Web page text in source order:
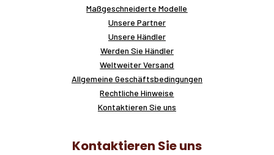
Maßgeschneiderte Modelle
Unsere Partner
Unsere Händler
Werden Sie Händler
Weltweiter Versand
Allgemeine Geschäftsbedingungen
Rechtliche Hinweise
Kontaktieren Sie uns
Kontaktieren Sie uns